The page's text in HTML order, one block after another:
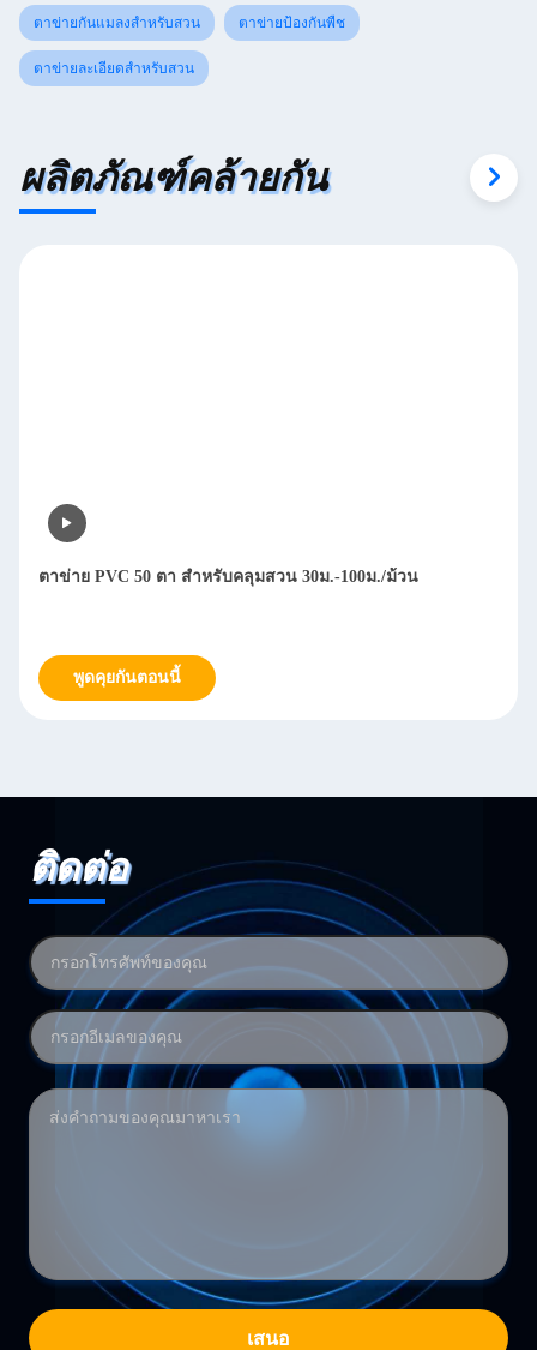
ตาข่ายกันแมลงสำหรับสวน ตาข่ายป้องกันพืช
ตาข่ายละเอียดสำหรับสวน
ผลิตภัณฑ์คล้ายกัน
ตาข่าย PVC 50 ตา สำหรับคลุมสวน 30ม.-100ม./ม้วน
พูดคุยกันตอนนี้
ติดต่อ
เสนอ